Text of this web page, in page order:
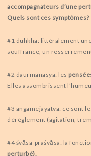
accompagnateurs d’une
Quels sont ces symptômes?
#1 duhkha: littéralement
souffrance, un
#2 daurmanasya: les
Elles assombrissent
#3 angamejayatva: ce sont
dérèglement (agitation,
#4 śvāsa-praśvāsa: la
perturbé).